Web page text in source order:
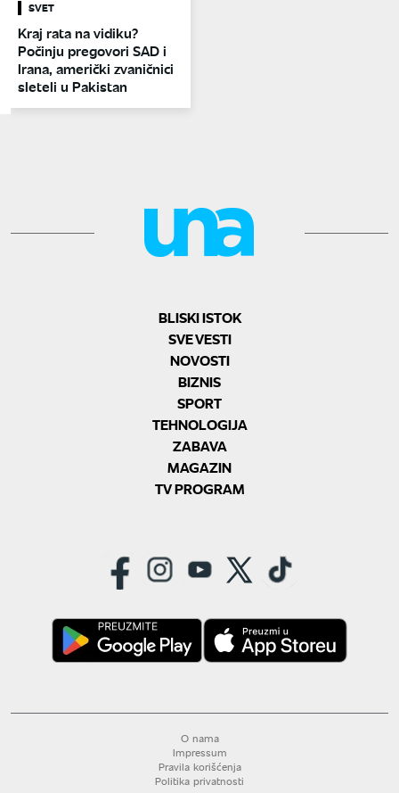
SVET
Kraj rata na vidiku?
Počinju pregovori SAD i
Irana, američki zvaničnici
sleteli u Pakistan
BLISKI ISTOK
SVE VESTI
NOVOSTI
BIZNIS
SPORT
TEHNOLOGIJA
ZABAVA
MAGAZIN
TV PROGRAM
O nama
Impressum
Pravila korišćenja
Politika privatnosti